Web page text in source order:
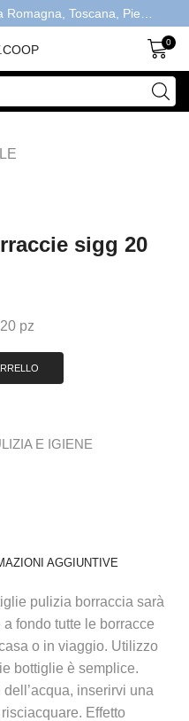
0
sigg 20
pz
E IGIENE
AGGIUNTIVE
pulizia borraccia sarà
fondo tutte le borracce
o in viaggio. Utilizzo
bottiglie è semplice.
inserirvi una
Effetto